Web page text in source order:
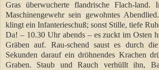
Gras überwucherte flandrische Flach-land.
Maschinengewehr sein gewohntes
klingt ein Infanterieschuß; sonst Stille, tiefe
Da! – 10.30 Uhr abends – es zuckt im Osten
Gräben auf. Rau-schend saust es durch
Sekunden darauf ein dröhnendes Krachen
Graben. Staub und Rauch verhüllt ihn,